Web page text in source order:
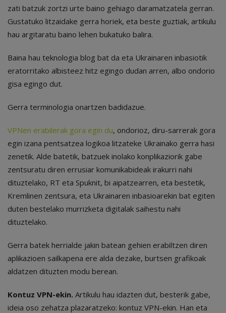
zati batzuk zortzi urte baino gehiago daramatzatela gerran.
Gustatuko litzaidake gerra horiek, eta beste guztiak, artikulu
hau argitaratu baino lehen bukatuko balira.
Baina hau teknologia blog bat da eta Ukrainaren inbasiotik
eratorritako albisteez hitz egingo dudan arren, albo ondorio
gisa egingo dut.
Gerra terminologia onartzen badidazue.
VPNen erabilerak gora egin du, ondorioz, diru-sarrerak gora
egin izana pentsatzea logikoa litzateke Ukrainako gerra hasi
zenetik. Alde batetik, batzuek inolako konplikaziorik gabe
zentsuratu diren errusiar komunikabideak irakurri nahi
dituztelako, RT eta Spuknit, bi aipatzearren, eta bestetik,
Kremlinen zentsura, eta Ukrainaren inbasioarekin bat egiten
duten bestelako murrizketa digitalak saihestu nahi
dituztelako.
Gerra batek herrialde jakin batean gehien erabiltzen diren
aplikazioen sailkapena ere alda dezake, burtsen grafikoak
aldatzen dituzten modu berean.
Kontuz VPN-ekin. Artikulu hau idazten dut, besterik gabe,
ideia oso zehatza plazaratzeko: kontuz VPN-ekin. Han eta